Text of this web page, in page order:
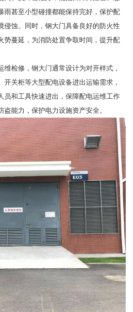
雨甚至小型碰撞都能保持完好，保护配
侵蚀。同时，钢大门具备良好的防火性
势蔓延，为消防处置争取时间，提升配
维检修，钢大门通常设计为对开样式，
开关柜等大型配电设备进出运输需求，
员和工具快速进出，保障配电运维工作
能力，保护电力设施资产安全。